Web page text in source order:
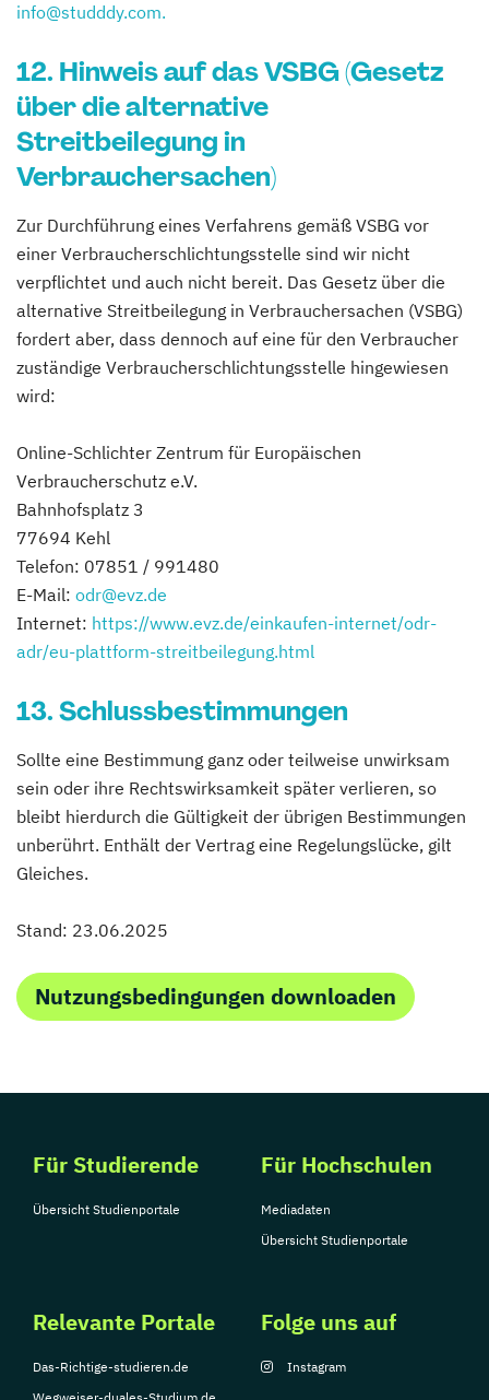
info@studddy.com.
12. Hinweis auf das VSBG (Gesetz
über die alternative
Streitbeilegung in
Verbrauchersachen)
Zur Durchführung eines Verfahrens gemäß VSBG vor
einer Verbraucherschlichtungsstelle sind wir nicht
verpflichtet und auch nicht bereit. Das Gesetz über die
alternative Streitbeilegung in Verbrauchersachen (VSBG)
fordert aber, dass dennoch auf eine für den Verbraucher
zuständige Verbraucherschlichtungsstelle hingewiesen
wird:
Online-Schlichter Zentrum für Europäischen
Verbraucherschutz e.V.
Bahnhofsplatz 3
77694 Kehl
Telefon: 07851 / 991480
E-Mail: odr@evz.de
Internet: https://www.evz.de/einkaufen-internet/odr-
adr/eu-plattform-streitbeilegung.html
13. Schlussbestimmungen
Sollte eine Bestimmung ganz oder teilweise unwirksam
sein oder ihre Rechtswirksamkeit später verlieren, so
bleibt hierdurch die Gültigkeit der übrigen Bestimmungen
unberührt. Enthält der Vertrag eine Regelungslücke, gilt
Gleiches.
Stand: 23.06.2025
Nutzungsbedingungen downloaden
Für Studierende
Übersicht Studienportale
Für Hochschulen
Mediadaten
Übersicht Studienportale
Relevante Portale
Das-Richtige-studieren.de
Folge uns auf
Instagram